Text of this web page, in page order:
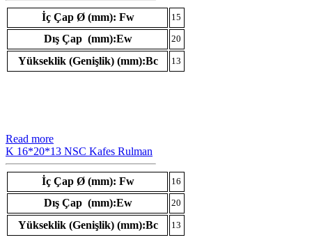
İç Çap Ø (mm): Fw 15
Dış Çap (mm):Ew 20
Yükseklik (Genişlik) (mm):Bc 13
Read more
K 16*20*13 NSC Kafes Rulman
İç Çap Ø (mm): Fw 16
Dış Çap (mm):Ew 20
Yükseklik (Genişlik) (mm):Bc 13